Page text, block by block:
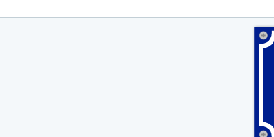
Das Gesuchte nicht gefunden?